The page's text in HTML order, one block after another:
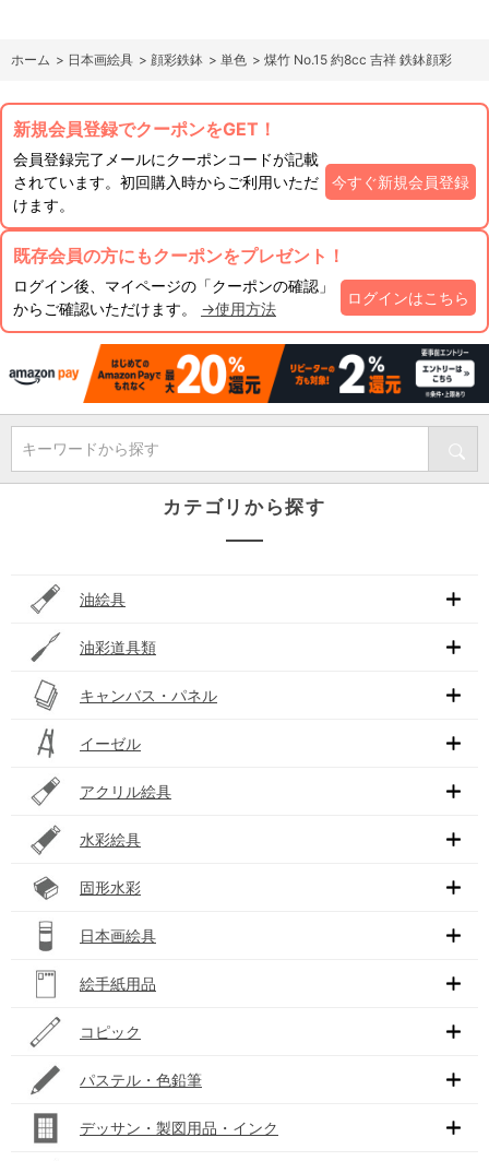
ホーム > 日本画絵具 > 顔彩鉄鉢 > 単色 > 煤竹 No.15 約8cc 吉祥 鉄鉢顔彩
新規会員登録でクーポンをGET！
会員登録完了メールにクーポンコードが記載
されています。初回購入時からご利用いただ
けます。
今すぐ新規会員登録
既存会員の方にもクーポンをプレゼント！
ログイン後、マイページの「クーポンの確認」
からご確認いただけます。 →使用方法
ログインはこちら
キーワードから探す
カテゴリから探す
油絵具
油彩道具類
キャンバス・パネル
イーゼル
アクリル絵具
水彩絵具
固形水彩
日本画絵具
絵手紙用品
コピック
パステル・色鉛筆
デッサン・製図用品・インク